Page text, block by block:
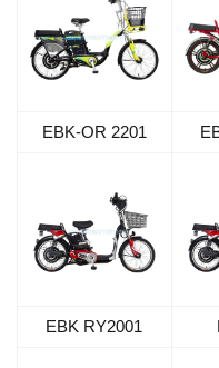
EBK-OR 2201
EBK RY2001